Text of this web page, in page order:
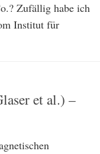
Zufällig habe ich
Institut für
et al.) –